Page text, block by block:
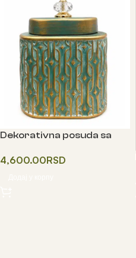
Dekorativna posuda sa
4,600.00RSD